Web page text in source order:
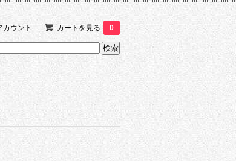
カウント カートを見る 0